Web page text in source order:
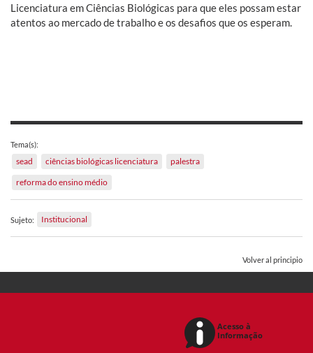
Licenciatura em Ciências Biológicas para que eles possam estar
atentos ao mercado de trabalho e os desafios que os esperam.
Tema(s):
sead ciências biológicas licenciatura
palestra
reforma do ensino médio
Sujeto: Institucional
Volver al principio